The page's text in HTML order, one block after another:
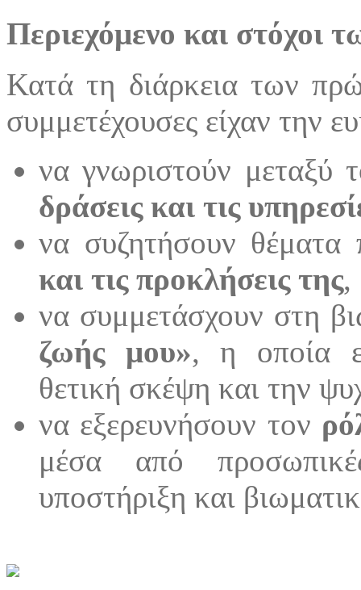
Περιεχόμενο και στόχοι
Κατά τη διάρκεια των
συμμετέχουσες είχαν την
να γνωριστούν μεταξύ
δράσεις και τις
να συζητήσουν
και τις προκλήσεις της,
να συμμετάσχουν στη
ζωής μου», η οποία
θετική σκέψη και την
να εξερευνήσουν τον
μέσα από
υποστήριξη και